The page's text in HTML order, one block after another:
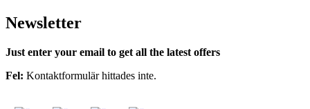
Newsletter
Just enter your email to get all the latest offers
Fel: Kontaktformulär hittades inte.